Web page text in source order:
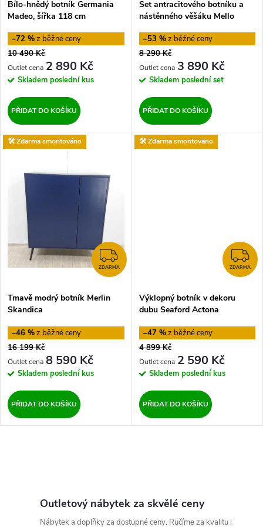
r
o
d
u
k
r
o
d
u
k
Bílo-hnědý botník Germania
Madeo, šířka 118 cm
–72 %
10 490 Kč
2 890 Kč
Skladem poslední kus
PŘIDAT DO KOŠÍKU
Set antracitového botníku a
nástěnného věšáku Mello
–53 %
8 290 Kč
3 890 Kč
Skladem poslední set
PŘIDAT DO KOŠÍKU
🛠️ Zdarma smontováno
ZDARMA
ZDARMA
Tmavě modrý botník Merlin
Skandica
–46 %
16 199 Kč
8 590 Kč
Skladem poslední kus
PŘIDAT DO KOŠÍKU
🛠️ Zdarma smontováno
ZDARMA
Výklopný botník v dekoru
dubu Seaford Actona
–47 %
4 899 Kč
2 590 Kč
Skladem poslední kus
PŘIDAT DO KOŠÍKU
Outletový nábytek za skvělé ceny
Nábytek a doplňky za dostupné ceny. Ručíme za kvalitu i